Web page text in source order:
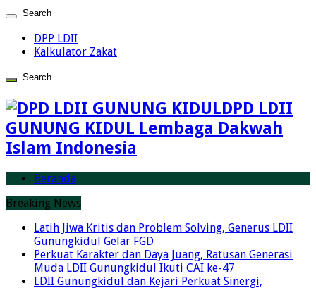
DPP LDII
Kalkulator Zakat
DPD LDII
GUNUNG KIDUL Lembaga Dakwah
Islam Indonesia
Beranda
Breaking News
Latih Jiwa Kritis dan Problem Solving, Generus LDII
Gunungkidul Gelar FGD
Perkuat Karakter dan Daya Juang, Ratusan Generasi
Muda LDII Gunungkidul Ikuti CAI ke-47
LDII Gunungkidul dan Kejari Perkuat Sinergi,